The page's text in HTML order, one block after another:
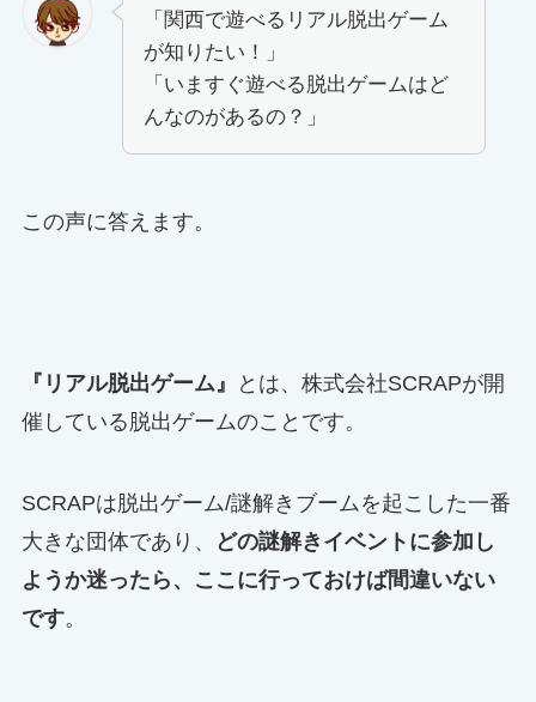
「関西で遊べるリアル脱出ゲーム
が知りたい！」
「いますぐ遊べる脱出ゲームはど
んなのがあるの？」
この声に答えます。
『リアル脱出ゲーム』
とは、株式会社SCRAPが開
催している脱出ゲームのことです。
SCRAPは脱出ゲーム/謎解きブームを起こした一番
大きな団体であり、
どの謎解きイベントに参加し
ようか迷ったら、ここに行っておけば間違いない
です。